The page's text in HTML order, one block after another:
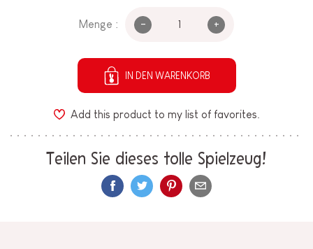
Menge : - +
IN DEN WARENKORB
Add this product to my list of favorites.
Teilen Sie dieses tolle Spielzeug!